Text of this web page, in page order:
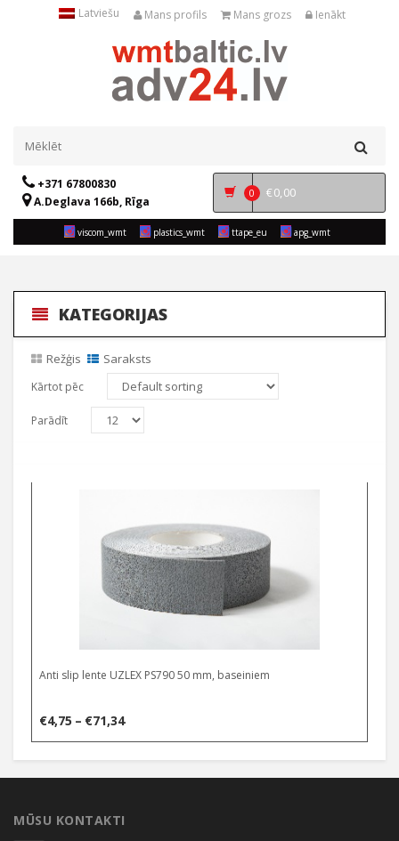
Latviešu Mans profils Mans grozs Ienākt
+371 67800830
A.Deglava 166b, Rīga
0 €0,00
viscom_wmt plastics_wmt ttape_eu apg_wmt
KATEGORIJAS
Režģis Saraksts
Kārtot pēc
Parādīt
Anti slip lente UZLEX PS790 50 mm, baseiniem
€4,75 – €71,34Price
range:
MŪSU KONTAKTI